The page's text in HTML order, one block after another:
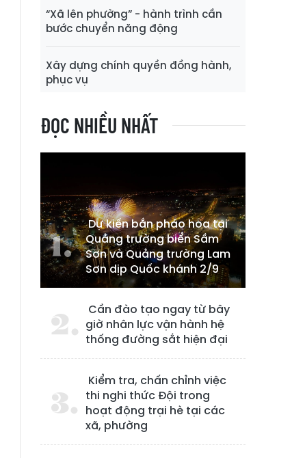
“Xã lên phường” - hành trình cần
bước chuyển năng động
Xây dựng chính quyền đồng hành,
phục vụ
ĐỌC NHIỀU NHẤT
Dự kiến bắn pháo hoa tại
Quảng trường biển Sầm
Sơn và Quảng trường Lam
Sơn dịp Quốc khánh 2/9
Cần đào tạo ngay từ bây
giờ nhân lực vận hành hệ
thống đường sắt hiện đại
Kiểm tra, chấn chỉnh việc
thi nghi thức Đội trong
hoạt động trại hè tại các
xã, phường